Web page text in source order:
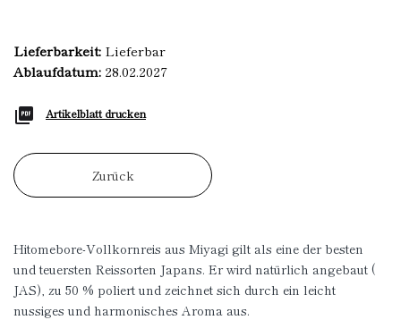
Lieferbarkeit: Lieferbar
Ablaufdatum: 28.02.2027
Artikelblatt drucken
Zurück
Hitomebore-Vollkornreis aus Miyagi gilt als eine der besten
und teuersten Reissorten Japans. Er wird natürlich angebaut (
JAS), zu 50 % poliert und zeichnet sich durch ein leicht
nussiges und harmonisches Aroma aus.